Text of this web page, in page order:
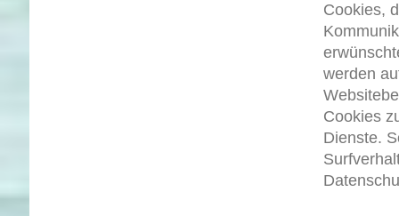
Cookies,
werden
Cookies
Dienste.